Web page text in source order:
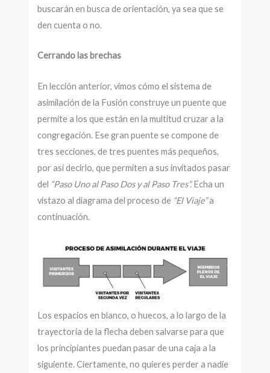
buscarán en busca de orientación, ya sea que se
den cuenta o no.
Cerrando las brechas
En lección anterior, vimos cómo el sistema de
asimilación de la Fusión construye un puente que
permite a los que están en la multitud cruzar a la
congregación. Ese gran puente se compone de
tres secciones, de tres puentes más pequeños,
por así decirlo, que permiten a sus invitados pasar
del “Paso Uno al Paso Dos y al Paso Tres”.Echa un
vistazo al diagrama del proceso de “El Viaje”a
continuación.
Los espacios en blanco, o huecos, a lo largo de la
trayectoria de la flecha deben salvarse para que
los principiantes puedan pasar de una caja a la
siguiente. Ciertamente, no quieres perder a nadie